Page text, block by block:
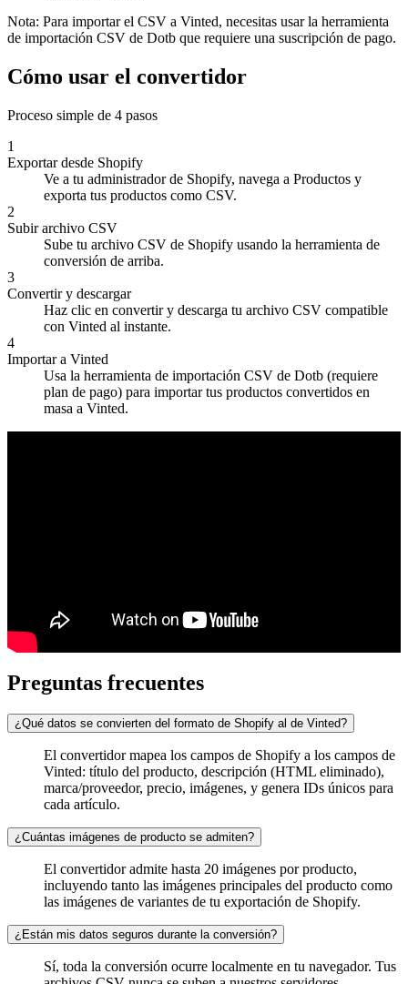
Nota: Para importar el CSV a Vinted, necesitas usar la herramienta
de importación CSV de Dotb que requiere una suscripción de pago.
Cómo usar el convertidor
Proceso simple de 4 pasos
1
Exportar desde Shopify
Ve a tu administrador de Shopify, navega a Productos y
exporta tus productos como CSV.
2
Subir archivo CSV
Sube tu archivo CSV de Shopify usando la herramienta de
conversión de arriba.
3
Convertir y descargar
Haz clic en convertir y descarga tu archivo CSV compatible
con Vinted al instante.
4
Importar a Vinted
Usa la herramienta de importación CSV de Dotb (requiere
plan de pago) para importar tus productos convertidos en
masa a Vinted.
Preguntas frecuentes
¿Qué datos se convierten del formato de Shopify al de Vinted?
El convertidor mapea los campos de Shopify a los campos de
Vinted: título del producto, descripción (HTML eliminado),
marca/proveedor, precio, imágenes, y genera IDs únicos para
cada artículo.
¿Cuántas imágenes de producto se admiten?
El convertidor admite hasta 20 imágenes por producto,
incluyendo tanto las imágenes principales del producto como
las imágenes de variantes de tu exportación de Shopify.
¿Están mis datos seguros durante la conversión?
Sí, toda la conversión ocurre localmente en tu navegador. Tus